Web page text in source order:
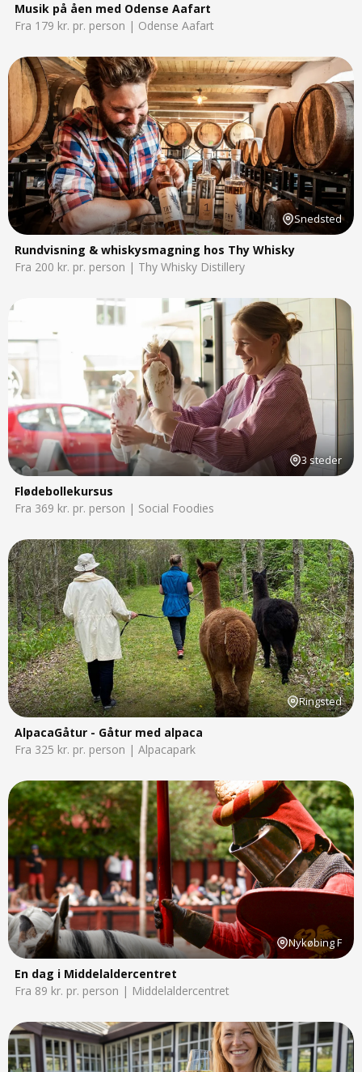
Musik på åen med Odense Aafart
Fra 179 kr. pr. person | Odense Aafart
Snedsted
Rundvisning & whiskysmagning hos Thy Whisky
Fra 200 kr. pr. person | Thy Whisky Distillery
3 steder
Flødebollekursus
Fra 369 kr. pr. person | Social Foodies
Ringsted
AlpacaGåtur - Gåtur med alpaca
Fra 325 kr. pr. person | Alpacapark
Nykøbing F
En dag i Middelaldercentret
Fra 89 kr. pr. person | Middelaldercentret